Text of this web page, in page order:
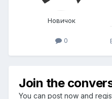
Новичок
0
Join the
You can post now and